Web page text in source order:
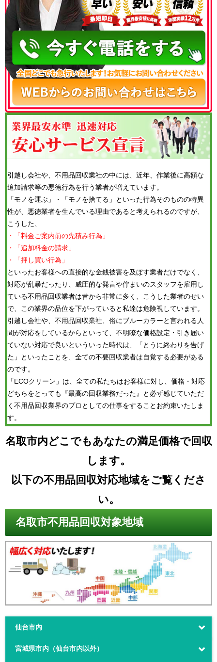
050-3186-4780
引越し会社や、不用品回収業社の中には、近年、作業後に高額な
追加請求等の悪徳行為を行う業者が増えています。
「モノを運ぶ」・「モノを捨てる」といった行為そのものの特異
性が、悪徳業者を生んでいる理由であると考えられるのですが、
こうした、
・「料金ご案内前の先積み行為」
・「追加料金の請求」
・「押し買い行為」
といったお客様への直接的な金銭被害を及ぼす業者だけでなく、
対応が乱暴だったり、威圧的な発言や佇まいのスタッフを雇用し
ている不用品回収業者は昔から非常に多く、こうした業者のせい
で、この業界の品位を下がっていると私達は危険視しています。
引越し会社や、不用品回収業社、俗にブルーカラーと言われる人
間が対応をしているからといって、不明瞭な価格設定・引き届い
ていない対応で良いといういった時代は、「とうに終わりを告げ
た」といったことを、全ての不要回収業者は自覚する必要がある
のです。
「ECOクリーン」は、全ての私たちはお客様に対し、価格・対応
どちらをとっても『最高の回収業務だった』と必ず感じていただ
く不用品回収業界のプロとしての仕事をすることお約束いたしま
す。
名取市内どこでもあなたの満足価格で回収
します。
以下の不用品回収対応地域をご覧くださ
い。
名取市不用品回収対象地域
仙台市内
宮城県市内（仙台市内以外）